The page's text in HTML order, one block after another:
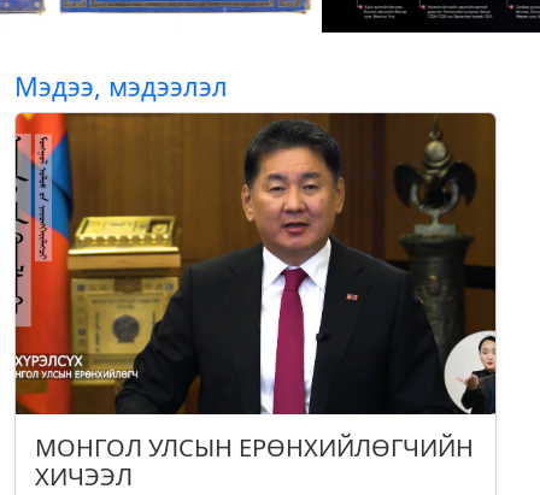
Мэдээ, мэдээлэл
МОНГОЛ УЛСЫН ЕРӨНХИЙЛӨГЧИЙН
ХИЧЭЭЛ